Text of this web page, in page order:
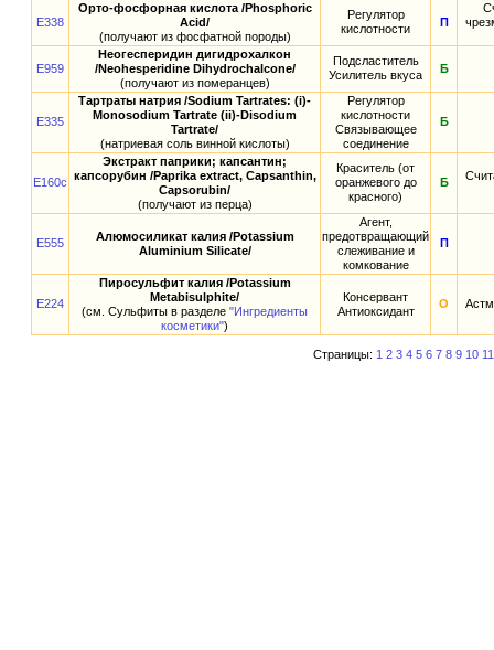
E338
Орто-фосфорная кислота /Phosphoric
Acid/
(получают из фосфатной породы)
Регулятор
кислотности
П
E959
Неогесперидин дигидрохалкон
/Neohesperidine Dihydrochalcone/
(получают из померанцев)
Подсластитель
Усилитель вкуса
Б
E335
Тартраты натрия /Sodium Tartrates: (i)-
Monosodium Tartrate (ii)-Disodium
Tartrate/
(натриевая соль винной кислоты)
Регулятор
кислотности
Связывающее
соединение
Б
E160c
Экстракт паприки; капсантин;
капсорубин /Paprika extract, Capsanthin,
Capsorubin/
(получают из перца)
Краситель (от
оранжевого до
красного)
Б
E555
Алюмосиликат калия /Potassium
Aluminium Silicate/
Агент,
предотвращающий
слеживание и
комкование
П
E224
Пиросульфит калия /Potassium
Metabisulphite/
(см. Сульфиты в разделе "Ингредиенты
косметики")
Консервант
Антиоксидант
О
Страницы: 1 2 3 4 5 6 7 8 9 10 11